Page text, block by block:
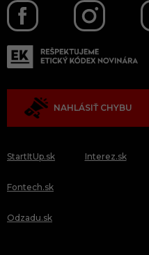
NAHLÁSIŤ CHYBU
StartItUp.sk
Fontech.sk
Odzadu.sk
Interez.sk